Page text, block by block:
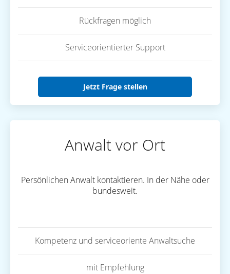
Rückfragen möglich
Serviceorientierter Support
Jetzt Frage stellen
Anwalt vor Ort
Persönlichen Anwalt kontaktieren. In der Nähe oder
bundesweit.
Kompetenz und serviceoriente Anwaltsuche
mit Empfehlung